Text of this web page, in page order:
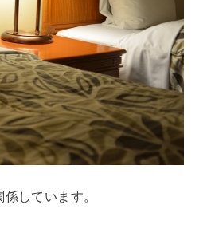
しています。